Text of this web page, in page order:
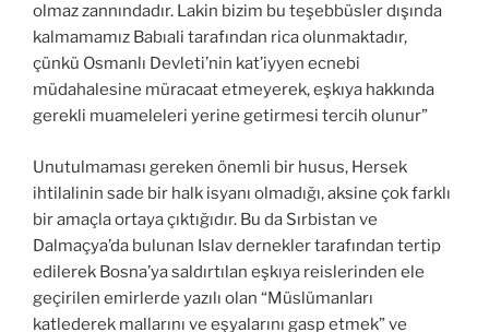
olmaz zannındadır. Lakin bizim bu teşebbüsler dışında
kalmamamız Babıali tarafından rica olunmaktadır,
çünkü Osmanlı Devleti’nin kat’iyyen ecnebi
müdahalesine müracaat etmeyerek, eşkıya hakkında
gerekli muameleleri yerine getirmesi tercih olunur”
Unutulmaması gereken önemli bir husus, Hersek
ihtilalinin sade bir halk isyanı olmadığı, aksine çok farklı
bir amaçla ortaya çıktığıdır. Bu da Sırbistan ve
Dalmaçya’da bulunan Islav dernekler tarafından tertip
edilerek Bosna’ya saldırtılan eşkıya reislerinden ele
geçirilen emirlerde yazılı olan “Müslümanları
katlederek mallarını ve eşyalarını gasp etmek” ve